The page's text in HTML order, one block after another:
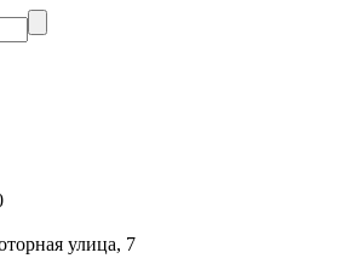
улица, 7